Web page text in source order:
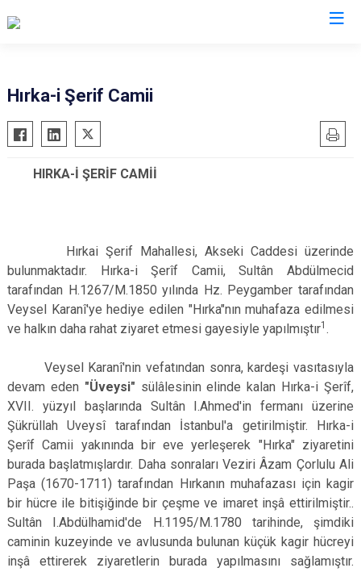
Adalar
Avcılar
Bağcılar
Bayrampaşa
Beşiktaş
Beykoz
Beyoğlu
Esenler
Eyüpsultan
Güngören
Kartal
Küçükçekmece
Maltepe
Pendik
Şile
Silivri
Şişli
Arnavutköy
Ataşehir
Başakşehir
Beylikdüzü
Esenyurt
Sancaktepe
Sultangazi
Hırka-i Şerif Camii
HIRKA-İ ŞERİF CAMİİ
Hırkai Şerif Mahallesi, Akse­ki Caddesi üzerinde
bulunmaktadır. Hırka-i Şerîf Camii, Sultân Abdülmecid
tarafından H.1267/M.1850 yılında Hz. Peygamber tara­fından
Veysel Karanî'ye hediye edilen "Hırka"nın muhafaza edilmesi
ve halkın daha ra­hat ziyaret etmesi gayesiyle yapılmıştır1 .
Veysel Karanî'nin vefatından sonra, kardeşi vasıtasıyla
devam eden "Üveysi" sülâlesinin elinde kalan Hırka-i Şerîf,
XVII. yüzyıl baş­larında Sultân I.Ahmed'in fermanı üzerine
Şükrüllah Uveysî tarafından İstanbul'a geti­rilmiştir. Hırka-i
Şerîf Camii yakınında bir eve yerleşerek "Hırka" ziyaretini
burada baş­latmışlardır. Daha sonraları Veziri Âzam Çorlulu Ali
Paşa (1670-1711) tarafından Hırkanın muhafazası için kagir
bir hücre ile bitişiğin­de bir çeşme ve imaret inşâ ettirilmiştir..
Sul­tân I.Abdülhamid'de H.1195/M.1780 tarihin­de, şimdiki
caminin kuzeyinde ve avlusun­da bulunan küçük kagir hücreyi
inşâ ettire­rek ziyaretlerin burada yapılmasını sağlamış­tır.